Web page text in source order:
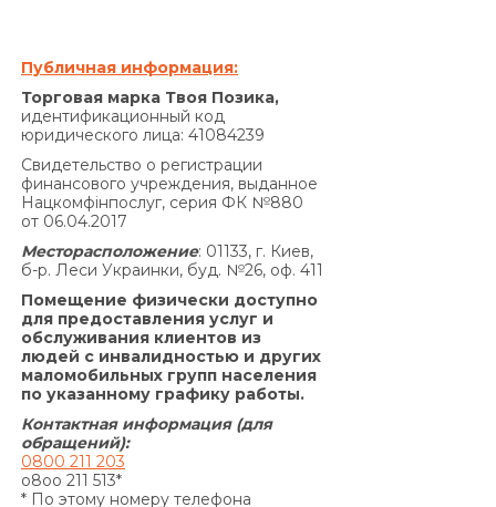
(сто) гривен 00 копеек.
годовых на основании Договора и других
платежей, подлежащих уплате Заемщиком за
нарушение исполнения обязательств на
основании Договора, не может превышать
половины суммы Кредита, полученной
не может быть увеличена по договоренности
По договору о предоставлении кредита по
продукту «Кредит 4/6 месяцев»:
Согласно п. 7.5. Договора:
«В случае просрочки выполнения Заемщиком
денежного обязательства по уплате процентов
за пользование Кредитом и/или Комиссии за
выдачу Кредита (если условия Договора
предусматривают уплату комиссии за выдачу
Публичная информация:
Торговая марка Твоя Позика,
идентификационный код
юридического лица: 41084239
Свидетельство о регистрации
финансового учреждения, выданное
Нацкомфінпослуг, серия ФК №880
от 06.04.2017
Месторасположение: 01133, г. Киев,
б-р. Леси Украинки, буд. №26, оф. 411
Помещение физически доступно
для предоставления услуг и
обслуживания клиентов из
людей с инвалидностью и других
маломобильных групп населения
по указанному графику работы.
Контактная информация (для
обращений):
0800 211 203
o8oo 211 513*
* По этому номеру телефона